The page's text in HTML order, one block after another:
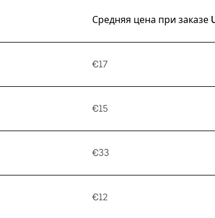
Средняя цена при заказе
€17
€15
€33
€12